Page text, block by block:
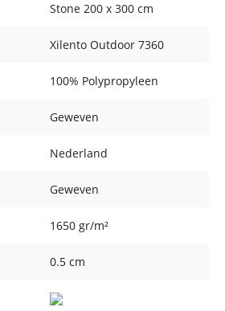
Stone 200 x 300 cm
Xilento Outdoor 7360
100% Polypropyleen
Geweven
Nederland
Geweven
1650 gr/m²
0.5 cm